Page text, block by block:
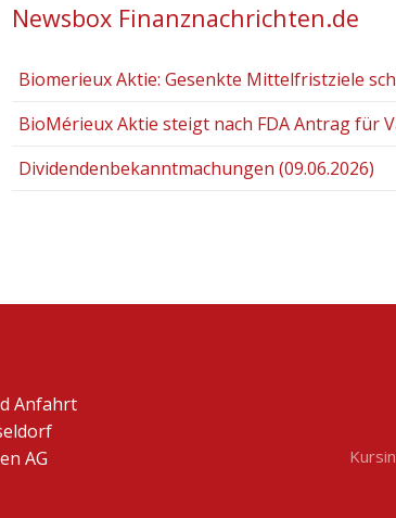
Newsbox Finanznachrichten.de
Biomerieux Aktie: Gesenkte Mittelfristziele
BioMérieux Aktie steigt nach FDA Antrag für
Dividendenbekanntmachungen (09.06.2026)
Anfahrt
AG